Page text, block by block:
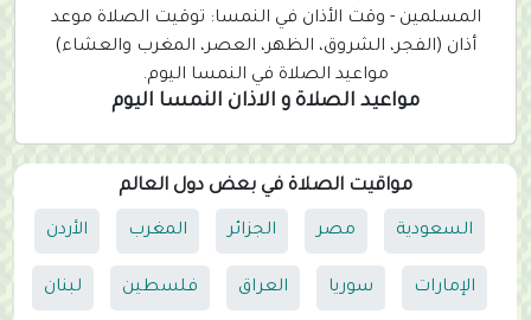
)
المسلمين - وقت الأذان في النمسا: توقيت الصلاة موعد
أذان (الفجر، الشروق، الظهر، العصر، المغرب والعشاء)
مواعيد الصلاة في النمسا اليوم.
مواعيد الصلاة و الاذان النمسا اليوم
مواقيت الصلاة في بعض دول العالم
السعودية مصر الجزائر المغرب الأردن
الإمارات سوريا العراق فلسطين لبنان